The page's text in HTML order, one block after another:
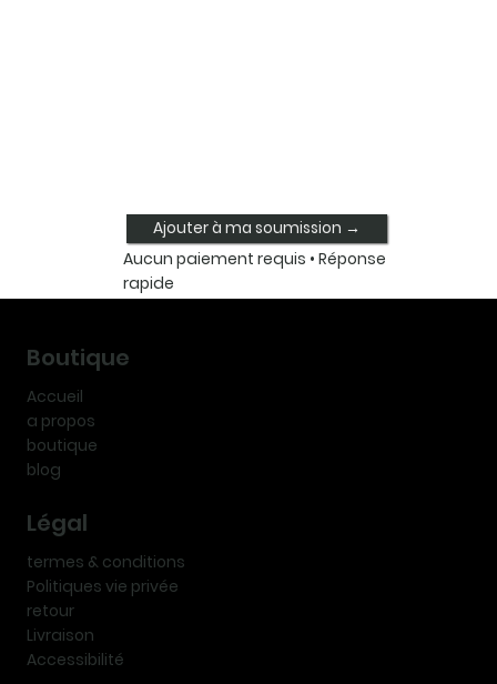
Ajouter à ma soumission →
Aucun paiement requis • Réponse
rapide
Boutique
Accueil
a propos
boutique
blog
Légal
termes & conditions
Politiques vie privée
retour
Livraison
Accessibilité